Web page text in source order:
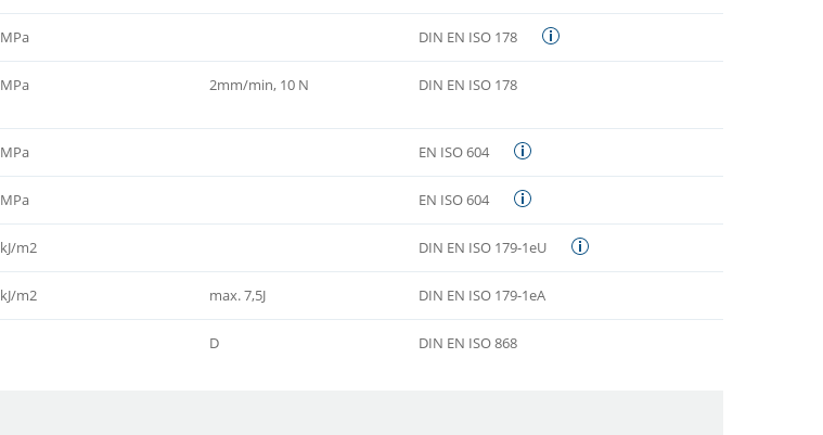
MPa DIN EN ISO 178
MPa 2mm/min, 10 N DIN EN ISO 178
MPa EN ISO 604
MPa EN ISO 604
kJ/m2 DIN EN ISO 179-1eU
kJ/m2 max. 7,5J DIN EN ISO 179-1eA
D DIN EN ISO 868